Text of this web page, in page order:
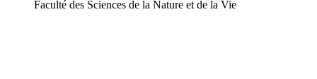
Faculté des Sciences de la Nature et de la Vie